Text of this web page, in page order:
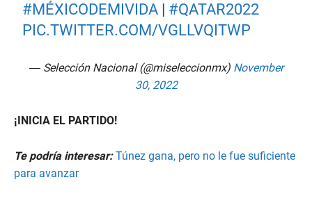
#MÉXICODEMIVIDA | #QATAR2022
PIC.TWITTER.COM/VGLLVQITWP
— Selección Nacional (@miseleccionmx) November
30, 2022
¡INICIA EL PARTIDO!
Te podría interesar: Túnez gana, pero no le fue suficiente
para avanzar